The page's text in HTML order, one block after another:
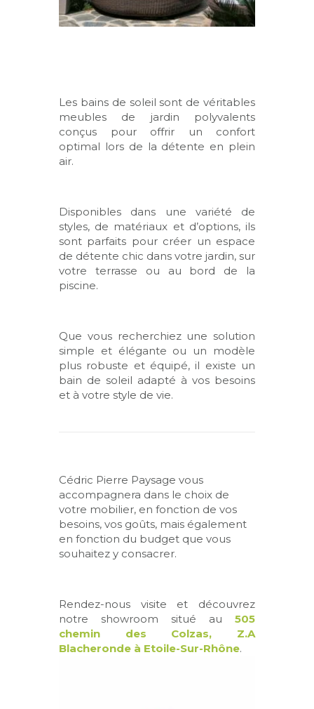
Les bains de soleil sont de véritables
meubles de jardin polyvalents
conçus pour offrir un confort
optimal lors de la détente en plein
air.
Disponibles dans une variété de
styles, de matériaux et d’options, ils
sont parfaits pour créer un espace
de détente chic dans votre jardin, sur
votre terrasse ou au bord de la
piscine.
Que vous recherchiez une solution
simple et élégante ou un modèle
plus robuste et équipé, il existe un
bain de soleil adapté à vos besoins
et à votre style de vie.
Cédric Pierre Paysage vous
accompagnera dans le choix de
votre mobilier, en fonction de vos
besoins, vos goûts, mais également
en fonction du budget que vous
souhaitez y consacrer.
Rendez-nous visite et découvrez
notre showroom situé au 505
chemin des Colzas, Z.A
Blacheronde à Etoile-Sur-Rhône.